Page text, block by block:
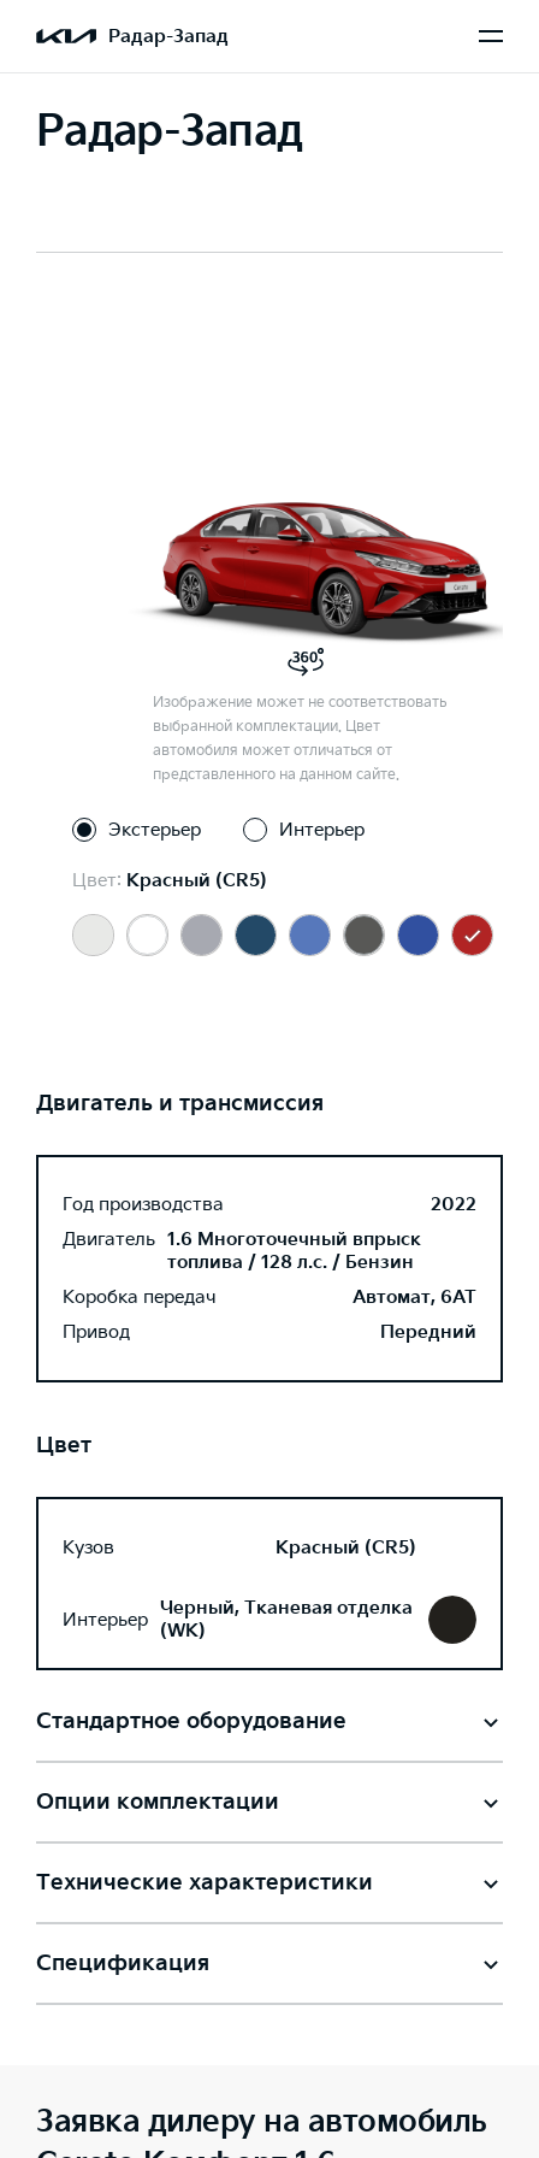
Радар-Запад
Радар-Запад
Изображение может не соответствовать
выбранной комплектации. Цвет
автомобиля может отличаться от
представленного на данном сайте.
Экстерьер Интерьер
Цвет: Красный (CR5)
Двигатель и трансмиссия
Год производства
2022
Двигатель 1.6 Многоточечный впрыск
топлива / 128 л.с. / Бензин
Коробка передач
Автомат, 6AT
Привод
Передний
Цвет
Кузов Красный (CR5)
Интерьер Черный, Тканевая отделка
(WK)
Стандартное оборудование
Опции комплектации
Технические характеристики
Спецификация
Заявка дилеру на автомобиль